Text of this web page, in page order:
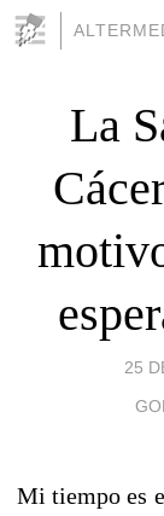
La
25
Mi tiempo es